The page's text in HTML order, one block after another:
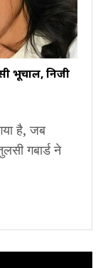
भूचाल, निजी
है, जब
गबार्ड ने